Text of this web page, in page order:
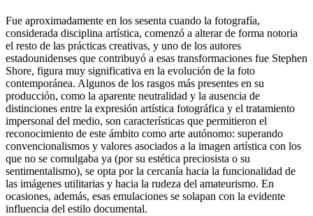
Fue aproximadamente en los sesenta cuando la fotografía,
considerada disciplina artística, comenzó a alterar de forma notoria
el resto de las prácticas creativas, y uno de los autores
estadounidenses que contribuyó a esas transformaciones fue Stephen
Shore, figura muy significativa en la evolución de la foto
contemporánea. Algunos de los rasgos más presentes en su
producción, como la aparente neutralidad y la ausencia de
distinciones entre la expresión artística fotográfica y el tratamiento
impersonal del medio, son características que permitieron el
reconocimiento de este ámbito como arte autónomo: superando
convencionalismos y valores asociados a la imagen artística con los
que no se comulgaba ya (por su estética preciosista o su
sentimentalismo), se opta por la cercanía hacia la funcionalidad de
las imágenes utilitarias y hacia la rudeza del amateurismo. En
ocasiones, además, esas emulaciones se solapan con la evidente
influencia del estilo documental.